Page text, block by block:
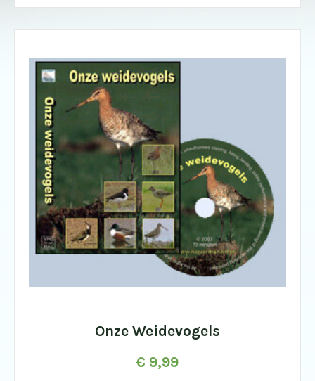
Onze Weidevogels
€ 9,99